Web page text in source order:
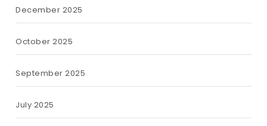
December 2025
October 2025
September 2025
July 2025